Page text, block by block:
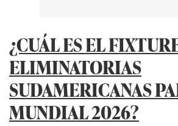
¿CUÁL ES EL
ELIMINATORIAS
SUDAMERICANAS
MUNDIAL 2026?